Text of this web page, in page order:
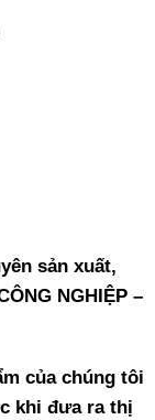
sản xuất,
NGHIỆP –
của chúng tôi
khi đưa ra thị